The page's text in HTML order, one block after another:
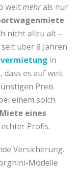
weitmehrals nur
.
nicht allzu alt –
über 8 Jahren
in
es auf weit
Preis
einem solch
Miete eines
Profis.
Versicherung.
Modelle